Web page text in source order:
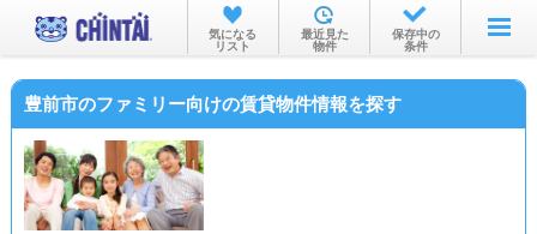
お部屋を探す
沿線・駅から
気になる
リスト
最近見た
物件
保存中の
条件
豊前市のファミリー向けの賃貸物件情報を探す